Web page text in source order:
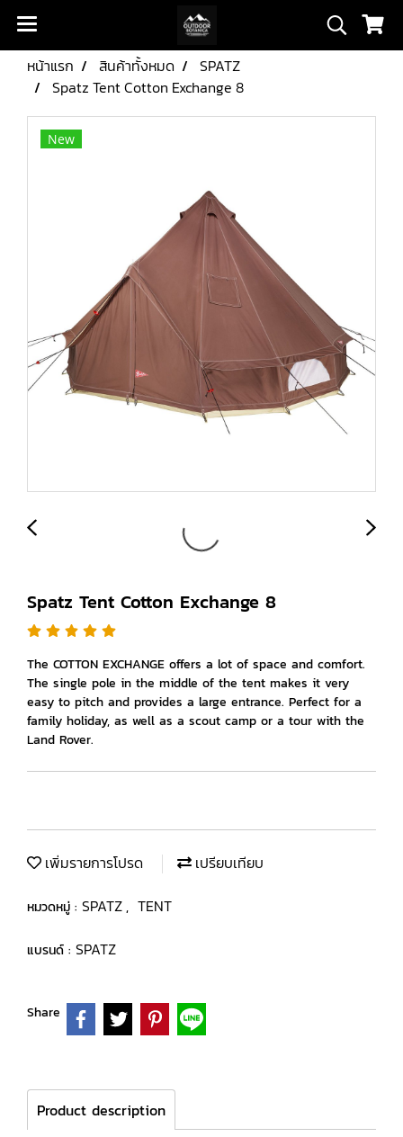
หน้าแรก สินค้าทั้งหมด
SPATZ
Spatz Tent Cotton Exchange 8
New
Spatz Tent Cotton Exchange 8
The COTTON EXCHANGE offers a lot of space and comfort.
The single pole in the middle of the tent makes it very
easy to pitch and provides a large entrance. Perfect for a
family holiday, as well as a scout camp or a tour with the
Land Rover.
เพิ่มรายการโปรด เปรียบเทียบ
หมวดหมู่ : SPATZ, TENT
แบรนด์ : SPATZ
Share
Product description